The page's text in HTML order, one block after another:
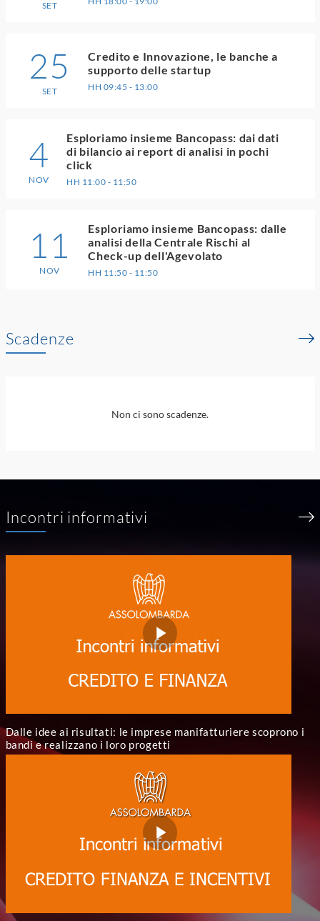
SET
25
SET
Credito e Innovazione, le banche a
supporto delle startup
HH 09:45 - 13:00
4
NOV
Esploriamo insieme Bancopass: dai dati
di bilancio ai report di analisi in pochi
click
HH 11:00 - 11:50
11
NOV
Esploriamo insieme Bancopass: dalle
analisi della Centrale Rischi al
Check-up dell'Agevolato
HH 11:50 - 11:50
Scadenze
Non ci sono scadenze.
Incontri informativi
Dalle idee ai risultati: le imprese manifatturiere scoprono i
bandi e realizzano i loro progetti